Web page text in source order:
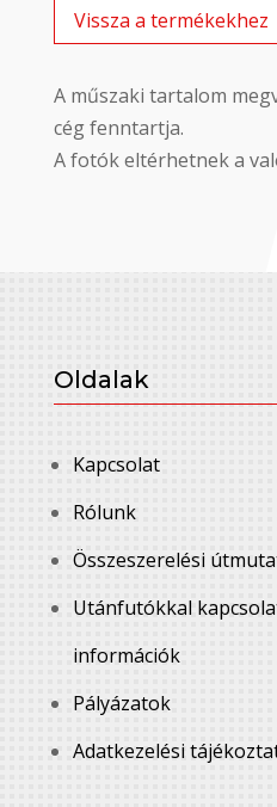
Vissza a termékekhez
A műszaki tartalom
cég fenntartja.
A fotók eltérhetnek a
Oldalak
Kapcsolat
Rólunk
Összeszerelési
Utánfutókkal
információk
Pályázatok
Adatkezelési